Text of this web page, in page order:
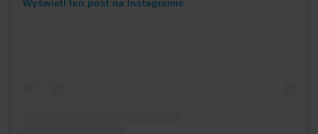
Wyświetl ten post na Instagramie